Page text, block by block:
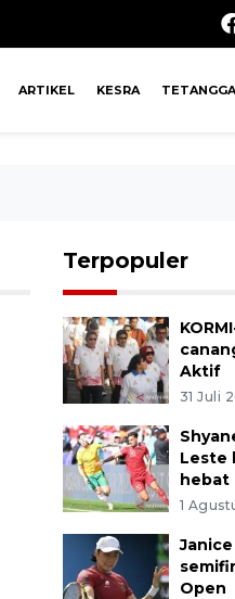
ARTIKEL KESRA TETANGGA
Terpopuler
Aktif
31 Juli
Leste
hebat
1
Open